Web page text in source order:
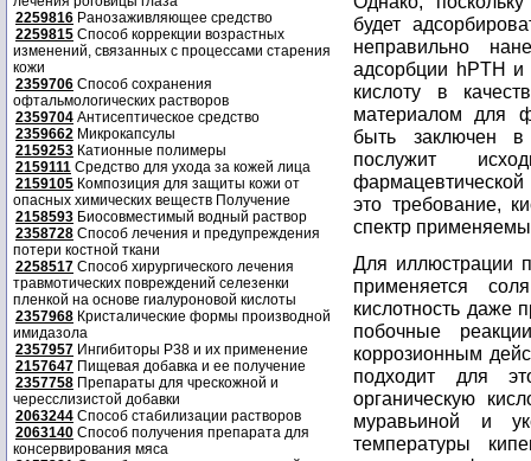
2259816 Ранозаживляющее средство
2259815 Способ коррекции возрастных
изменений, связанных с процессами старения
кожи
2359706 Способ сохранения
офтальмологических растворов
2359704 Антисептическое средство
2359662 Микрокапсулы
2159253 Катионные полимеры
2159111 Средство для ухода за кожей лица
2159105 Композиция для защиты кожи от
опасных химических веществ Получение
2158593 Биосовместимый водный раствор
2358728 Способ лечения и предупреждения
потери костной ткани
2258517 Способ хирургического лечения
травмотических повреждений селезенки
пленкой на основе гиалуроновой кислоты
2357968 Кристалические формы производной
имидазола
2357957 Ингибиторы P38 и их применение
2157647 Пищевая добавка и ее получение
2357758 Препараты для чрескожной и
чересслизистой добавки
2063244 Способ стабилизации растворов
2063140 Способ получения препарата для
консервирования мяса
будет
неправильно
адсорбции hPTH и
кислоту в
материалом для
быть заключен в
послужит
это требование,
спектр
Для иллюстрации
применяется
кислотность даже
побочные
коррозионным
подходит для
органическую
муравьиной и
температуры